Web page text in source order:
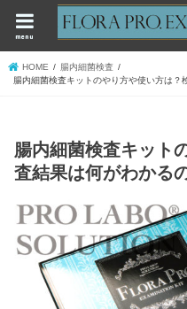
menu
HOME
腸内細菌検査
腸内細菌検査キットのやり方や使い方は？
腸内細菌検査キット
査結果は何がわかる